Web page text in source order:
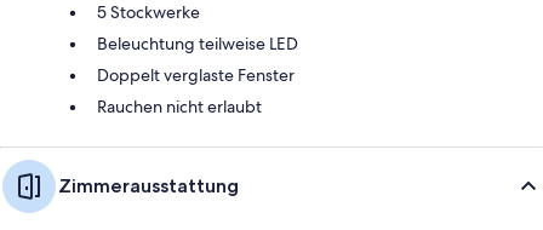
5 Stockwerke
Beleuchtung teilweise LED
Doppelt verglaste Fenster
Rauchen nicht erlaubt
Zimmerausstattung